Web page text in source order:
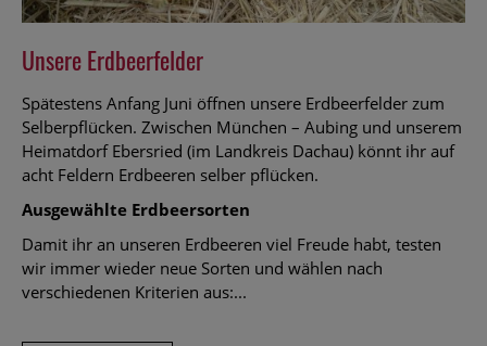
Unsere Erdbeerfelder
Spätestens Anfang Juni öffnen unsere Erdbeerfelder zum
Selberpflücken. Zwischen München – Aubing und unserem
Heimatdorf Ebersried (im Landkreis Dachau) könnt ihr auf
acht Feldern Erdbeeren selber pflücken.
Ausgewählte Erdbeersorten
Damit ihr an unseren Erdbeeren viel Freude habt, testen
wir immer wieder neue Sorten und wählen nach
verschiedenen Kriterien aus:...